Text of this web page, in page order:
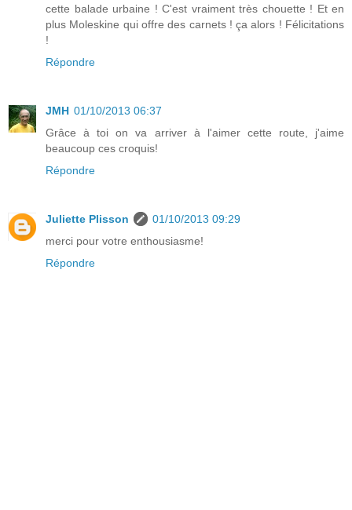
cette balade urbaine ! C'est vraiment très chouette ! Et en
plus Moleskine qui offre des carnets ! ça alors ! Félicitations
!
Répondre
JMH 01/10/2013 06:37
Grâce à toi on va arriver à l'aimer cette route, j'aime
beaucoup ces croquis!
Répondre
Juliette Plisson
01/10/2013 09:29
merci pour votre enthousiasme!
Répondre